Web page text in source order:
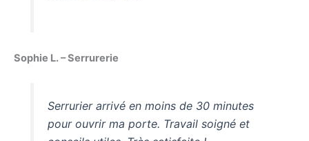
Sophie L. – Serrurerie
Serrurier arrivé en moins de 30 minutes
pour ouvrir ma porte. Travail soigné et